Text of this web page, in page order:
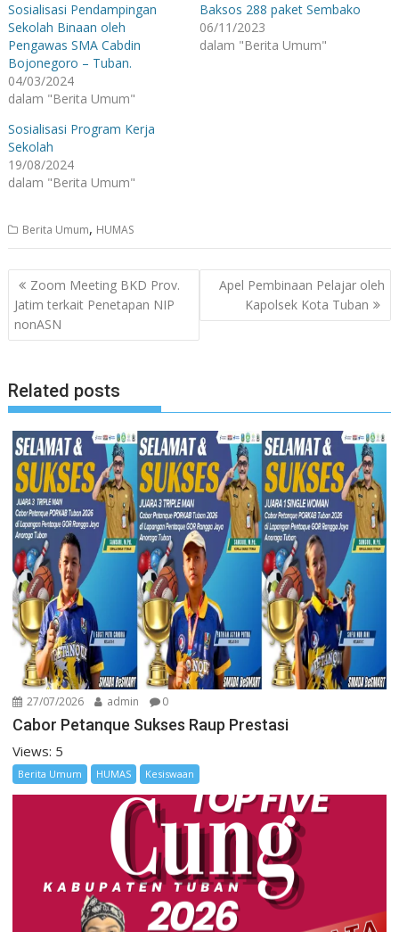
Sosialisasi Pendampingan
Sekolah Binaan oleh
Pengawas SMA Cabdin
Bojonegoro – Tuban.
04/03/2024
dalam "Berita Umum"
Baksos 288 paket Sembako
06/11/2023
dalam "Berita Umum"
Sosialisasi Program Kerja
Sekolah
19/08/2024
dalam "Berita Umum"
Berita Umum, HUMAS
Navigasi
pos
Zoom Meeting BKD Prov.
Jatim terkait Penetapan NIP
nonASN
Apel Pembinaan Pelajar oleh
Kapolsek Kota Tuban
Related posts
27/07/2026 admin 0
Cabor Petanque Sukses Raup Prestasi
Views: 5
Berita Umum HUMAS Kesiswaan